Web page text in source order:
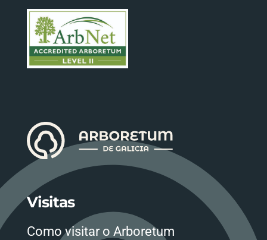
Visitas
Como visitar o Arboretum